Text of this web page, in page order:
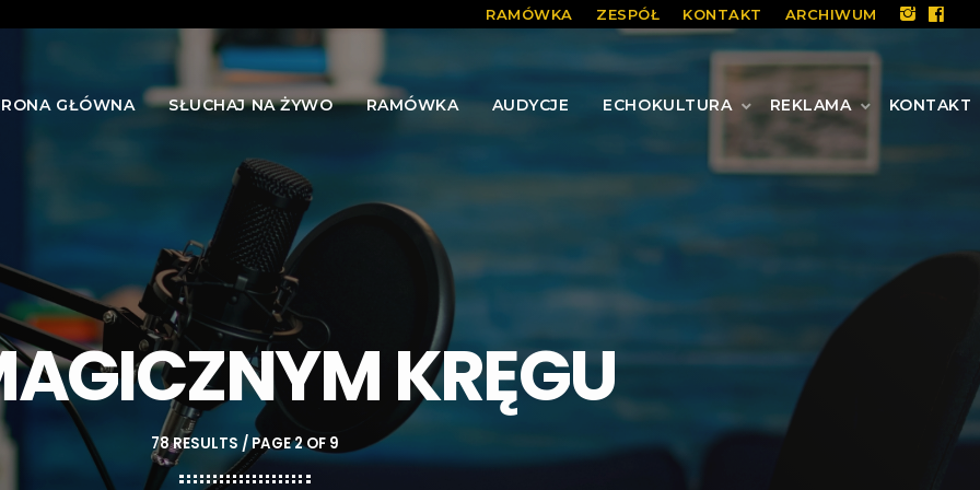
RAMÓWKA ZESPÓŁ KONTAKT ARCHIWUM
GŁÓWNA SŁUCHAJ NA ŻYWO RAMÓWKA AUDYCJE ECHOKULTURA REKLAMA KONTAKT
KRĘGU
78 RESULTS / PAGE 2 OF 9